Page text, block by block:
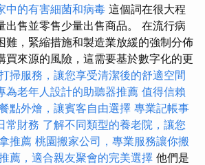
中的有害細菌和病毒 這個詞在很大程
出售並零售少量出售商品。 在流行病
難，緊縮措施和製造業放緩的強制分佈
買來源的風險，這需要基於數字化的更
掃服務，讓您享受清潔後的舒適空間
為老年人設計的助聽器推薦 值得信賴
點外燴，讓賓客自由選擇 專業記帳事
常財務 了解不同類型的養老院，讓您
推薦 桃園搬家公司，專業服務讓你搬
薦，適合親友聚會的完美選擇 他們是